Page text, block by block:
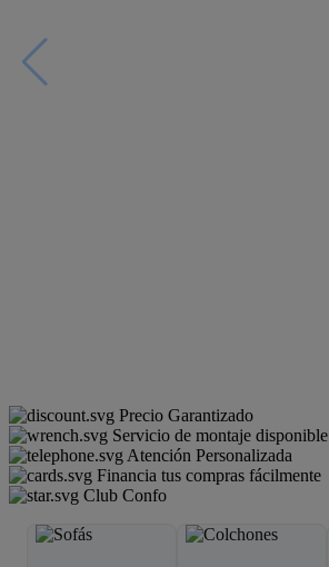
Precio Garantizado
Servicio de montaje disponible
Atención Personalizada
Financia tus compras fácilmente
Club Confo